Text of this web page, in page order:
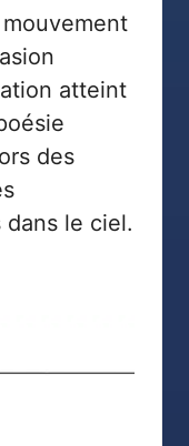
atteint
des
le ciel.